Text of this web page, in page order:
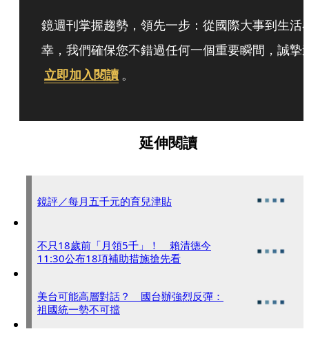
鏡週刊掌握趨勢，領先一步：從國際大事到生活
幸，我們確保您不錯過任何一個重要瞬間，誠摯
立即加入閱讀 。
延伸閱讀
鏡評／每月五千元的育兒津貼
不只18歲前「月領5千」！ 賴清德今
11:30公布18項補助措施搶先看
美台可能高層對話？ 國台辦強烈反彈：
祖國統一勢不可擋